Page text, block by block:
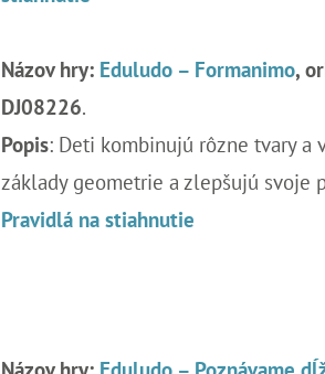
Názov hry: Eduludo – Formanimo,
DJ08226.
Popis: Deti kombinujú rôzne tvary a
základy geometrie a zlepšujú svoje
Pravidlá na stiahnutie